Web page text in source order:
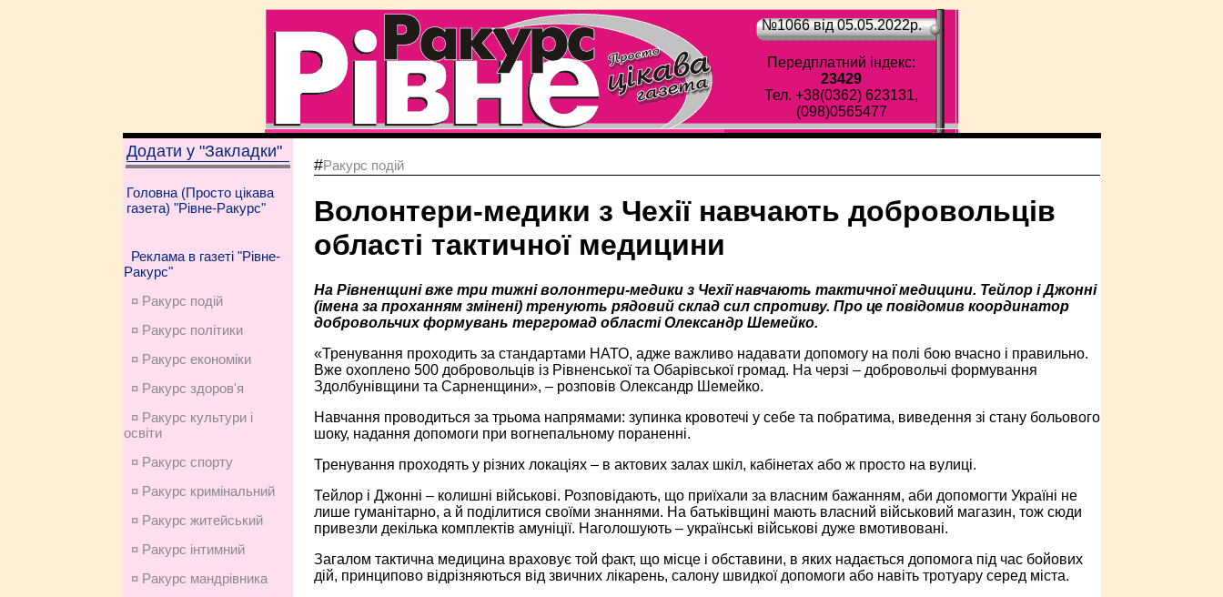
№1066 від 05.05.2022p.
Передплатний індекс:
23429
Тел. +38(0362) 623131,
(098)0565477
Додати у "Закладки"
Головна (Просто цікава
газета) "Рівне-Ракурс"
Реклама в газеті "Рівне-
Ракурс"
¤ Ракурс подій
¤ Ракурс політики
¤ Ракурс економiки
¤ Ракурс здоров'я
¤ Ракурс культури і
освіти
¤ Ракурс спорту
¤ Ракурс кримінальний
¤ Ракурс житейський
¤ Ракурс інтимний
¤ Ракурс мандрівника
#Ракурс подій
Волонтери-медики з Чехії навчають добровольців
області тактичної медицини
На Рівненщині вже три тижні волонтери-медики з Чехії навчають тактичної медицини. Тейлор і Джонні
(імена за проханням змінені) тренують рядовий склад сил спротиву. Про це повідомив координатор
добровольчих формувань тергромад області Олександр Шемейко.
«Тренування проходить за стандартами НАТО, адже важливо надавати допомогу на полі бою вчасно і правильно.
Вже охоплено 500 добровольців із Рівненської та Обарівської громад. На черзі – добровольчі формування
Здолбунівщини та Сарненщини», – розповів Олександр Шемейко.
Навчання проводиться за трьома напрямами: зупинка кровотечі у себе та побратима, виведення зі стану больового
шоку, надання допомоги при вогнепальному пораненні.
Тренування проходять у різних локаціях – в актових залах шкіл, кабінетах або ж просто на вулиці.
Тейлор і Джонні – колишні військові. Розповідають, що приїхали за власним бажанням, аби допомогти Україні не
лише гуманітарно, а й поділитися своїми знаннями. На батьківщині мають власний військовий магазин, тож сюди
привезли декілька комплектів амуніції. Наголошують – українські військові дуже вмотивовані.
Загалом тактична медицина враховує той факт, що місце і обставини, в яких надається допомога під час бойових
дій, принципово відрізняються від звичних лікарень, салону швидкої допомоги або навіть тротуару серед міста.